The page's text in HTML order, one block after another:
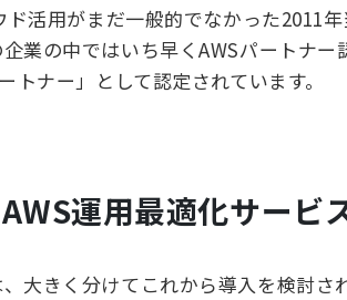
活用がまだ一般的でなかった2011年
業の中ではいち早くAWSパートナー
ナー」として認定されています。
運用最適化サービ
大きく分けてこれから導入を検討さ